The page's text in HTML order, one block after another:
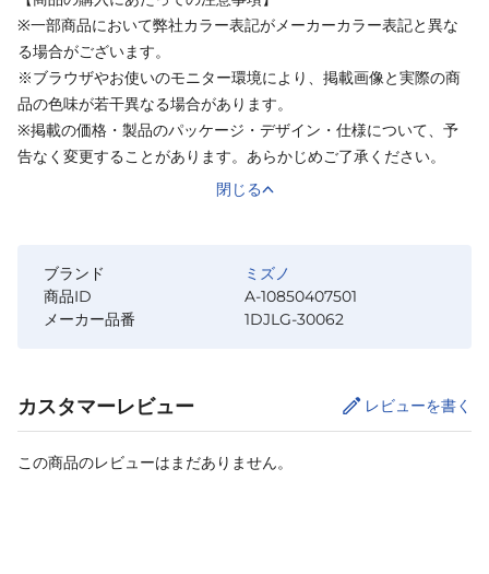
※一部商品において弊社カラー表記がメーカーカラー表記と異な
る場合がございます。
※ブラウザやお使いのモニター環境により、掲載画像と実際の商
品の色味が若干異なる場合があります。
※掲載の価格・製品のパッケージ・デザイン・仕様について、予
告なく変更することがあります。あらかじめご了承ください。
閉じる
ブランド
ミズノ
商品ID
A-10850407501
メーカー品番
1DJLG-30062
カスタマーレビュー レビューを書く
この商品のレビューはまだありません。